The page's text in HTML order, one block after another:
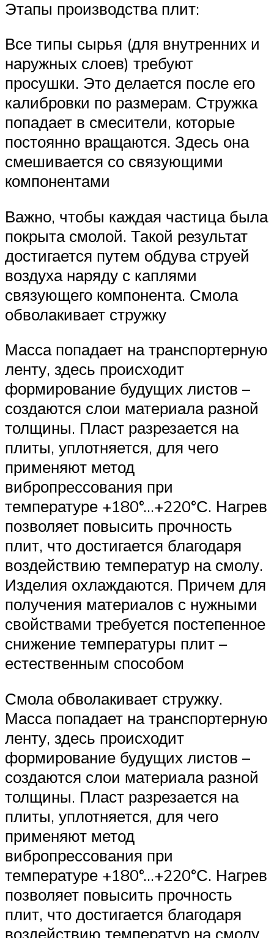
Этапы производства плит:
Все типы сырья (для внутренних и
наружных слоев) требуют
просушки. Это делается после его
калибровки по размерам. Стружка
попадает в смесители, которые
постоянно вращаются. Здесь она
смешивается со связующими
компонентами
Важно, чтобы каждая частица была
покрыта смолой. Такой результат
достигается путем обдува струей
воздуха наряду с каплями
связующего компонента. Смола
обволакивает стружку
Масса попадает на транспортерную
ленту, здесь происходит
формирование будущих листов –
создаются слои материала разной
толщины. Пласт разрезается на
плиты, уплотняется, для чего
применяют метод
вибропрессования при
температуре +180°…+220°С. Нагрев
позволяет повысить прочность
плит, что достигается благодаря
воздействию температур на смолу.
Изделия охлаждаются. Причем для
получения материалов с нужными
свойствами требуется постепенное
снижение температуры плит –
естественным способом
Смола обволакивает стружку.
Масса попадает на транспортерную
ленту, здесь происходит
формирование будущих листов –
создаются слои материала разной
толщины. Пласт разрезается на
плиты, уплотняется, для чего
применяют метод
вибропрессования при
температуре +180°…+220°С. Нагрев
позволяет повысить прочность
плит, что достигается благодаря
воздействию температур на смолу.